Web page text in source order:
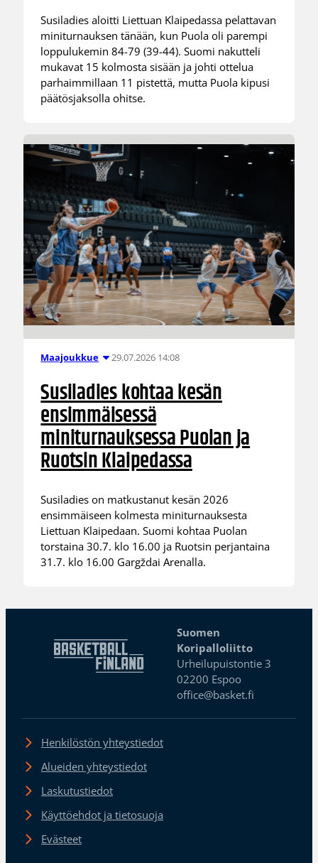
Susiladies aloitti Liettuan Klaipedassa pelattavan
miniturnauksen tänään, kun Puola oli parempi
loppulukemin 84-79 (39-44). Suomi nakutteli
mukavat 15 kolmosta sisään ja johti ottelua
parhaimmillaan 11 pistettä, mutta Puola kipusi
päätösjaksolla ohitse.
Maajoukkue 29.07.2026 14:08
Susiladies kohtaa kesän
ensimmäisessä
miniturnauksessa Puolan ja
Ruotsin Klaipedassa
Susiladies on matkustanut kesän 2026
ensimmäiseen kolmesta miniturnauksesta
Liettuan Klaipedaan. Suomi kohtaa Puolan
torstaina 30.7. klo 16.00 ja Ruotsin perjantaina
31.7. klo 16.00 Gargždai Arenalla.
Suomen
Koripalloliitto
Urheilupuistontie 3
02200 Espoo
office@basket.fi
Henkilöstön yhteystiedot
Alueiden yhteystiedot
Laskutustiedot
Käyttöehdot ja tietosuoja
Evästeet